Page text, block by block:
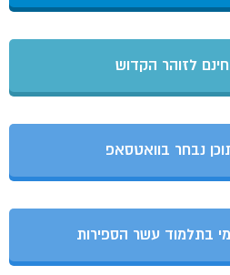
לזוהר הקדוש
נבחר בוואטסאפ
בתלמוד עשר הספירות